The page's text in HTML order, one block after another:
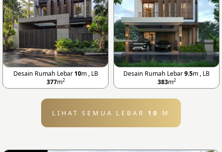
Desain Rumah Lebar 10m , LB
377m2
Desain Rumah Lebar9.5m , LB
383m2
LIHAT SEMUA LEBAR 10 M